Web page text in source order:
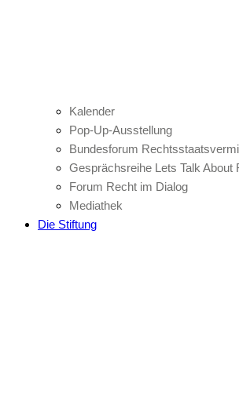
Kalender
Pop-Up-Ausstellung
Bundesforum
Gesprächsreihe Lets Talk About
Forum Recht im Dialog
Mediathek
Die Stiftung